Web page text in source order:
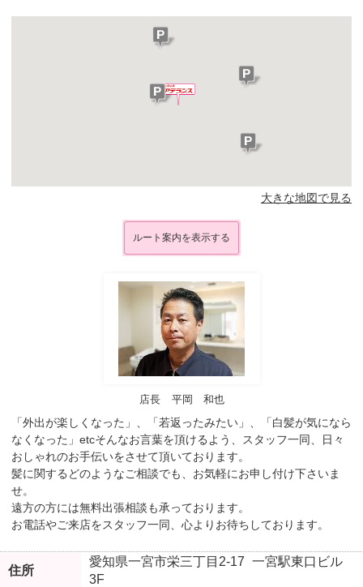
大きな地図で見る
ルート案内を表示する
店長 平岡 和也
「外出が楽しくなった」、「若返ったみたい」、「白髪が気になら
なくなった」etcそんなお言葉を頂けるよう、スタッフ一同、日々
おしゃれのお手伝いをさせて頂いております。
髪に関するどのようなご相談でも、お気軽にお申し付け下さいま
せ。
遠方の方には無料出張相談も承っております。
お電話やご来店をスタッフ一同、心よりお待ちしております。
住所
愛知県一宮市栄三丁目2-17 一宮駅東口ビル
3F